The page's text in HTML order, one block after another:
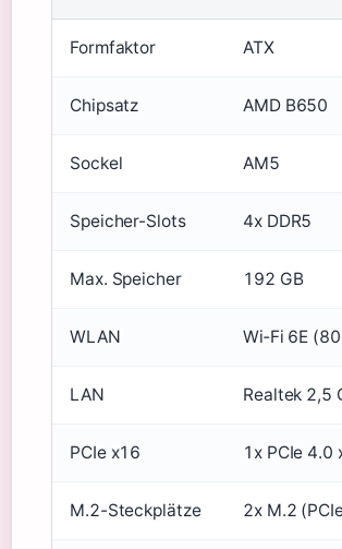
Formfaktor ATX
Chipsatz AMD B650
Sockel AM5
Speicher-Slots 4x DDR5
Max. Speicher 192 GB
WLAN Wi‑Fi 6E
LAN Realtek 2,5
PCIe x16 1x PCIe 4.0
M.2-Steckplätze 2x M.2